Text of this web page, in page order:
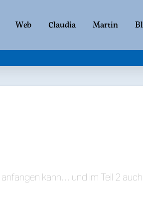
Web Claudia Martin
kann… und im Teil 2 auch